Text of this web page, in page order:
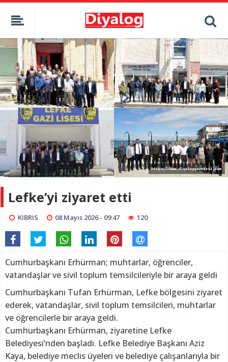
Lefke’yi ziyaret etti
KIBRIS 08 Mayıs 2026 - 09:47 120
Cumhurbaşkanı Erhürman; muhtarlar, öğrenciler,
vatandaşlar ve sivil toplum temsilcileriyle bir araya geldi
Cumhurbaşkanı Tufan Erhürman, Lefke bölgesini ziyaret
ederek, vatandaşlar, sivil toplum temsilcileri, muhtarlar
ve öğrencilerle bir araya geldi.
Cumhurbaşkanı Erhürman, ziyaretine Lefke
Belediyesi’nden başladı. Lefke Belediye Başkanı Aziz
Kaya, belediye meclis üyeleri ve belediye çalışanlarıyla bir